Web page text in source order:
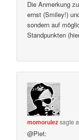
Die Anmerkung
ernst (Smiley!)
sondern auf
Standpunkten
momorulezsagte
@Piet: